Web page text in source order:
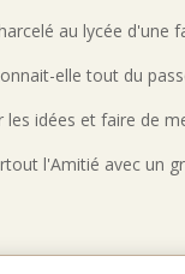
au lycée d'une
elle tout du
idées et faire de
l'Amitié avec